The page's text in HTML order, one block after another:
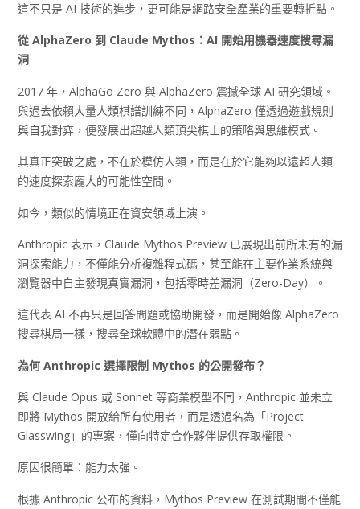
這不只是 AI 技術的進步，更可能是網路安全產業的重要轉折點。
從 AlphaZero 到 Claude Mythos ：AI 開始用機器速度搜尋漏
洞
2017 年，AlphaGo Zero 與 AlphaZero 震撼全球 AI 研究領域。
與過去依賴大量人類棋譜訓練不同，AlphaZero 僅透過遊戲規則
與自我對弈，便發展出超越人類頂尖棋士的策略與思維模式。
其真正突破之處，不在於模仿人類，而是在於它能夠以遠超人類
的速度探索龐大的可能性空間。
如今，類似的情境正在資安領域上演。
Anthropic 表示，Claude Mythos Preview 已展現出前所未有的漏
洞探索能力，不僅能分析複雜程式碼，甚至能在主要作業系統與
瀏覽器中自主發現真實漏洞，包括零時差漏洞（Zero-Day）。
這代表 AI 不再只是回答問題或協助開發，而是開始像 AlphaZero
搜尋棋局一樣，搜尋全球軟體中的潛在弱點。
為何 Anthropic 選擇限制 Mythos 的公開發布？
與 Claude Opus 或 Sonnet 等商業模型不同，Anthropic 並未立
即將 Mythos 開放給所有使用者，而是透過名為「Project
Glasswing」的專案，僅向特定合作夥伴提供存取權限。
原因很簡單：能力太強。
根據 Anthropic 公布的資料，Mythos Preview 在測試期間不僅能